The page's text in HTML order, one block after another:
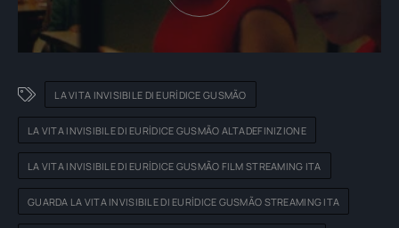
LA VITA INVISIBILE DI EURÍDICE GUSMÃO
LA VITA INVISIBILE DI EURÍDICE GUSMÃO ALTADEFINIZIONE
LA VITA INVISIBILE DI EURÍDICE GUSMÃO FILM STREAMING ITA
GUARDA LA VITA INVISIBILE DI EURÍDICE GUSMÃO STREAMING ITA